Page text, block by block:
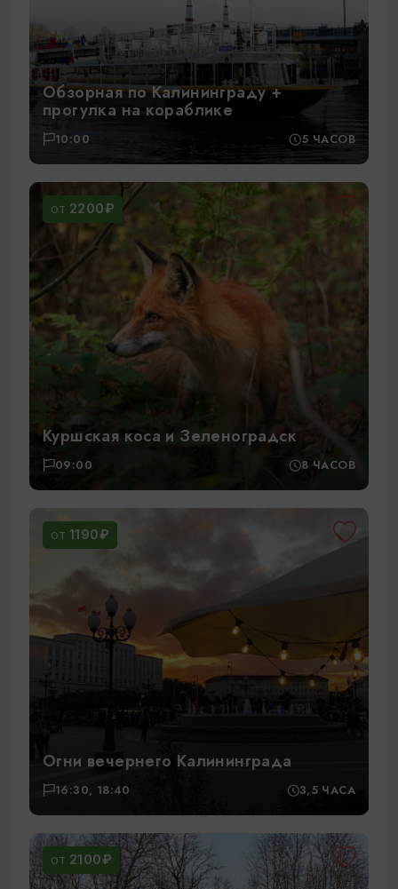
Обзорная по Калининграду +
прогулка на кораблике
10:00 5 ЧАСОВ
ОТ 2200₽
Куршская коса и Зеленоградск
09:00 8 ЧАСОВ
ОТ 1190₽
Огни вечернего Калининграда
16:30, 18:40 3,5 ЧАСА
ОТ 2100₽